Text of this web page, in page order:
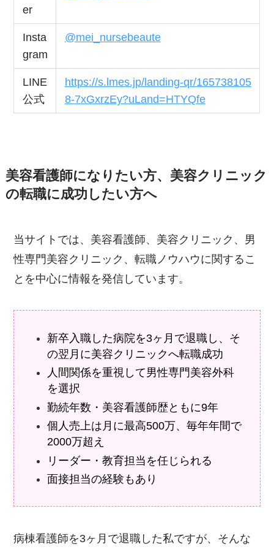
er
Insta
gram
@mei_nursebeaute
LINE
公式
https://s.lmes.jp/landing-qr/165738105
8-7xGxrzEy?uLand=HTYQfe
美容看護師になりたい方、美容クリニック
の転職に成功したい方へ
当サイトでは、美容看護師、美容クリニック、男
性専門美容クリニック、転職ノウハウに関するこ
とを中心に情報を発信しています。
新卒入職した病院を3ヶ月で退職し、そ
の翌月に美容クリニックへ転職成功
人間関係を重視して男性専門美容外科
を選択
勤続年数・美容看護師歴ともに9年
個人売上は月に最高500万、毎年年間で
2000万超え
リーダー・教育担当を任じられる
面接担当の経験もあり
病棟看護師を3ヶ月で退職した私ですが、そんな